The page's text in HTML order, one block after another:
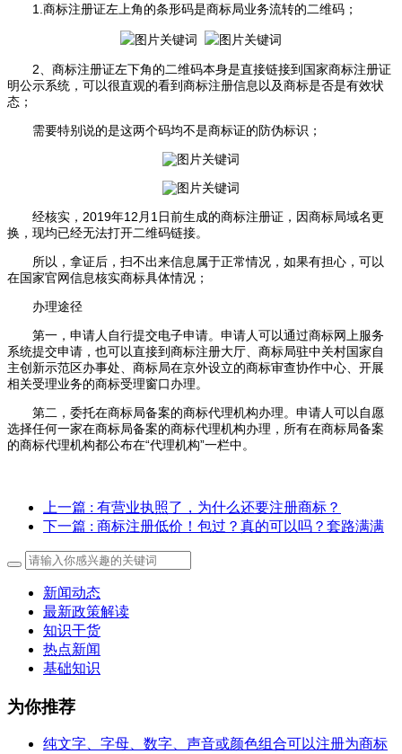
1.商标注册证左上角的条形码是商标局业务流转的二维码；
2、商标注册证左下角的二维码本身是直接链接到国家商标注册证
明公示系统，可以很直观的看到商标注册信息以及商标是否是有效状
态；
需要特别说的是这两个码均不是商标证的防伪标识；
经核实，2019年12月1日前生成的商标注册证，因商标局域名更
换，现均已经无法打开二维码链接。
所以，拿证后，扫不出来信息属于正常情况，如果有担心，可以
在国家官网信息核实商标具体情况；
办理途径
第一，申请人自行提交电子申请。申请人可以通过商标网上服务
系统提交申请，也可以直接到商标注册大厅、商标局驻中关村国家自
主创新示范区办事处、商标局在京外设立的商标审查协作中心、开展
相关受理业务的商标受理窗口办理。
第二，委托在商标局备案的商标代理机构办理。申请人可以自愿
选择任何一家在商标局备案的商标代理机构办理，所有在商标局备案
的商标代理机构都公布在“代理机构”一栏中。
上一篇 : 有营业执照了，为什么还要注册商标？
下一篇 : 商标注册低价！包过？真的可以吗？套路满满
新闻动态
最新政策解读
知识干货
热点新闻
基础知识
为你推荐
纯文字、字母、数字、声音或颜色组合可以注册为商标